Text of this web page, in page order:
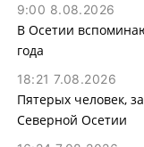
9:00 8.08.2026
В Осетии
года
18:21 7.08.2026
Пятерых человек,
Северной Осетии